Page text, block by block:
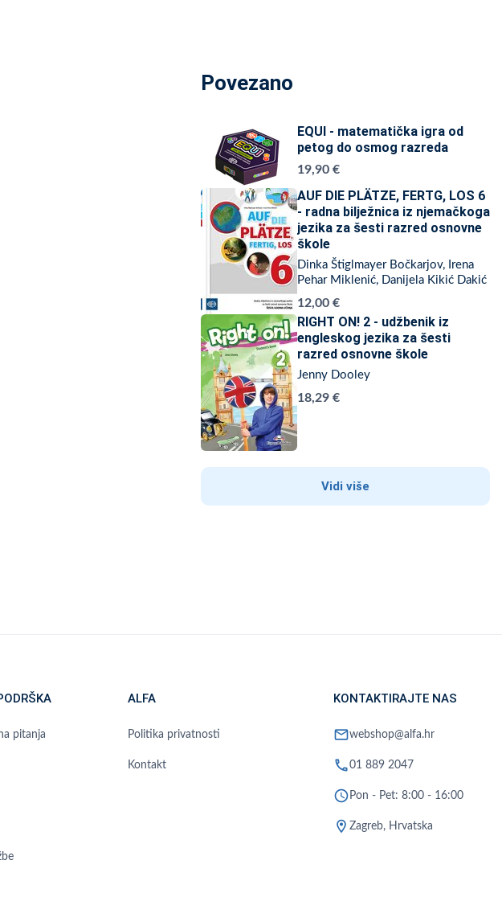
Povezano
EQUI - matematička igra od
petog do osmog razreda
19,90 €
AUF DIE PLÄTZE, FERTG, LOS 6
- radna bilježnica iz njemačkoga
jezika za šesti razred osnovne
škole
Dinka Štiglmayer Bočkarjov, Irena
Pehar Miklenić, Danijela Kikić Dakić
12,00 €
RIGHT ON! 2 - udžbenik iz
engleskog jezika za šesti
razred osnovne škole
Jenny Dooley
18,29 €
Vidi više
pitanja
ALFA
Politika privatnosti
Kontakt
KONTAKTIRAJTE NAS
mailwebshop@alfa.hr
phone01 889 2047
schedule Pon - Pet: 8:00 - 16:00
location_on Zagreb, Hrvatska